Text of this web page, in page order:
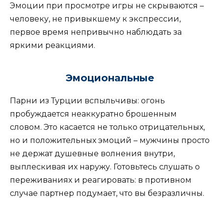
Эмоции при просмотре игры не скрываются –
человеку, не привыкшему к экспрессии,
первое время непривычно наблюдать за
яркими реакциями.
Эмоциональные
Парни из Турции вспыльчивы: огонь
пробуждается неаккуратно брошенным
словом. Это касается не только отрицательных,
но и положительных эмоций – мужчины просто
не держат душевные волнения внутри,
выплескивая их наружу. Готовьтесь слушать о
переживаниях и реагировать: в противном
случае партнер подумает, что вы безразличны.